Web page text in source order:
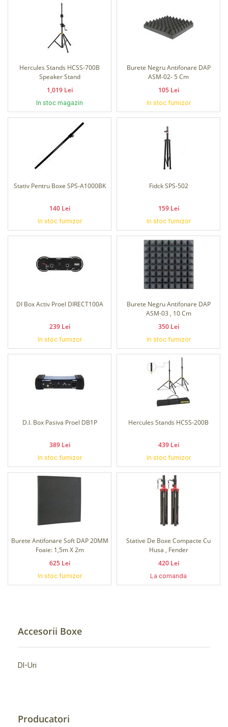
Accesorii Boxe
DI-Uri
Producatori
Hercules Stands HCSS-700B
Speaker Stand
1,019 Lei
In stoc magazin
Burete Negru Antifonare DAP
ASM-02- 5 Cm
105 Lei
In stoc furnizor
Stativ Pentru Boxe SPS-A1000BK
140 Lei
In stoc furnizor
Fidck SPS-502
159 Lei
In stoc furnizor
DI Box Activ Proel DIRECT100A
239 Lei
In stoc furnizor
Burete Negru Antifonare DAP
ASM-03 , 10 Cm
350 Lei
In stoc furnizor
D.I. Box Pasiva Proel DB1P
389 Lei
In stoc furnizor
Hercules Stands HCSS-200B
439 Lei
In stoc furnizor
Burete Antifonare Soft DAP 20MM
Foaie: 1,5m X 2m
625 Lei
In stoc furnizor
Stative De Boxe Compacte Cu
Husa , Fender
420 Lei
La comanda